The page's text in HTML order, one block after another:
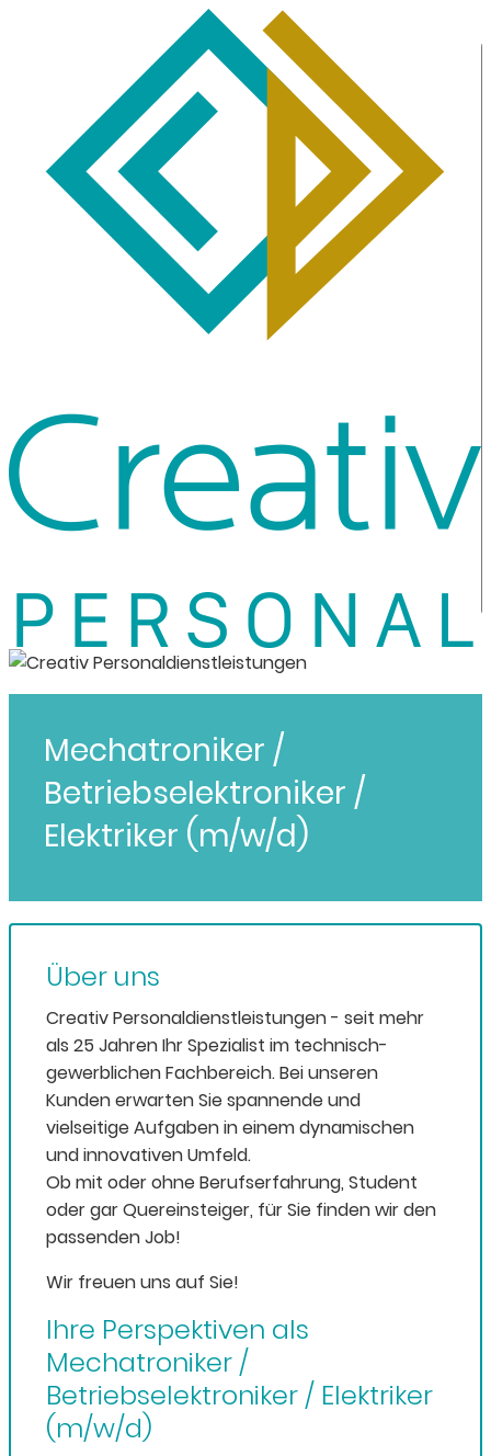
Mechatroniker /
Betriebselektroniker /
Elektriker (m/w/d)
Über uns
Creativ Personaldienstleistungen - seit mehr
als 25 Jahren Ihr Spezialist im technisch-
gewerblichen Fachbereich. Bei unseren
Kunden erwarten Sie spannende und
vielseitige Aufgaben in einem dynamischen
und innovativen Umfeld.
Ob mit oder ohne Berufserfahrung, Student
oder gar Quereinsteiger, für Sie finden wir den
passenden Job!
Wir freuen uns auf Sie!
Ihre Perspektiven als
Mechatroniker /
Betriebselektroniker / Elektriker
(m/w/d)